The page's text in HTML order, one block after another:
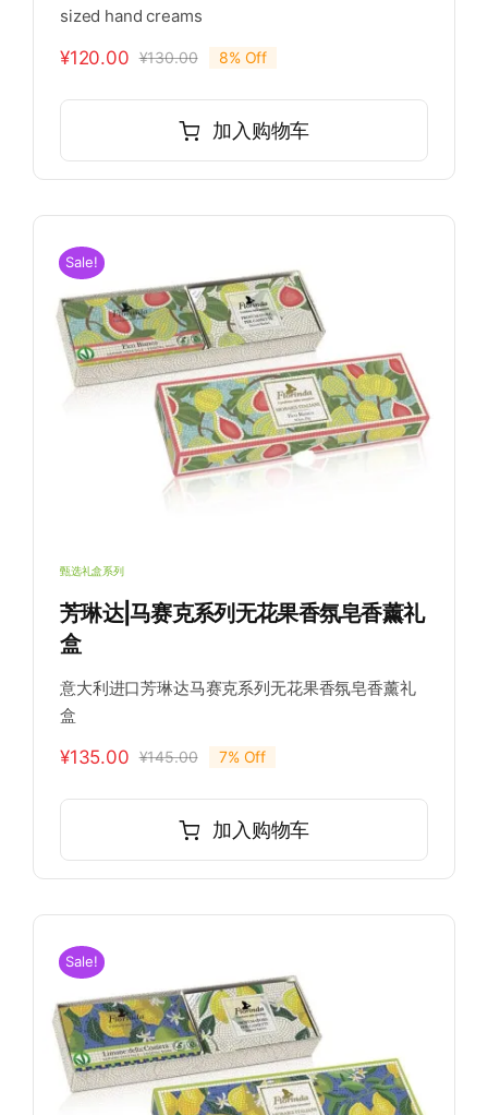
sized hand creams
¥130.00原
¥130.00。
¥120.00
当
格
¥120.00。
8% Off
加入购物车
Sale!
甄选礼盒系列
芳琳达|马赛克系列无花果香氛皂香薰礼
盒
意大利进口芳琳达马赛克系列无花果香氛皂香薰礼
盒
¥145.00原
¥145.00。
¥135.00
当
格
¥135.00。
7% Off
加入购物车
Sale!